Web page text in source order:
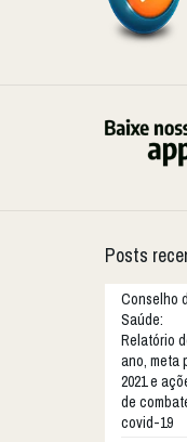
Posts
Conselho
Saúde:
Relatório
ano, meta
2021 e
de
covid-19